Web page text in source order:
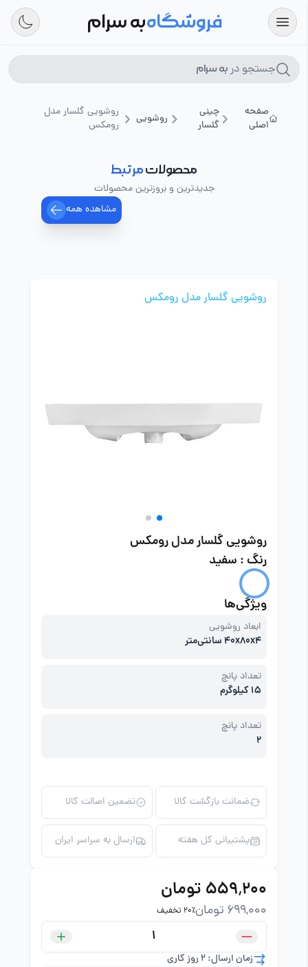
فروشگاهبه سرام
جستجو در به سرام
صفحه
اصلی
چینی
گلسار
روشویی
روشویی گلسار مدل
رومکس
محصولاتمرتبط
جدیدترین و بروزترین محصولات
مشاهده همه
روشویی گلسار مدل رومکس
روشویی گلسار مدل رومکس
رنگ : سفید
ویژگی‌ها
ابعاد روشویی
40x80x4 سانتی‌متر
تعداد پانچ
15 کیلوگرم
تعداد پانچ
2
ضمانت بازگشت کالا تضمین اصالت کالا
پشتیبانی کل هفته ارسال به سراسر ایران
۵۵۹٬۲۰۰ تومان
699,000 تومان 20٪ تخفیف
زمان ارسال: 2 روز کاری